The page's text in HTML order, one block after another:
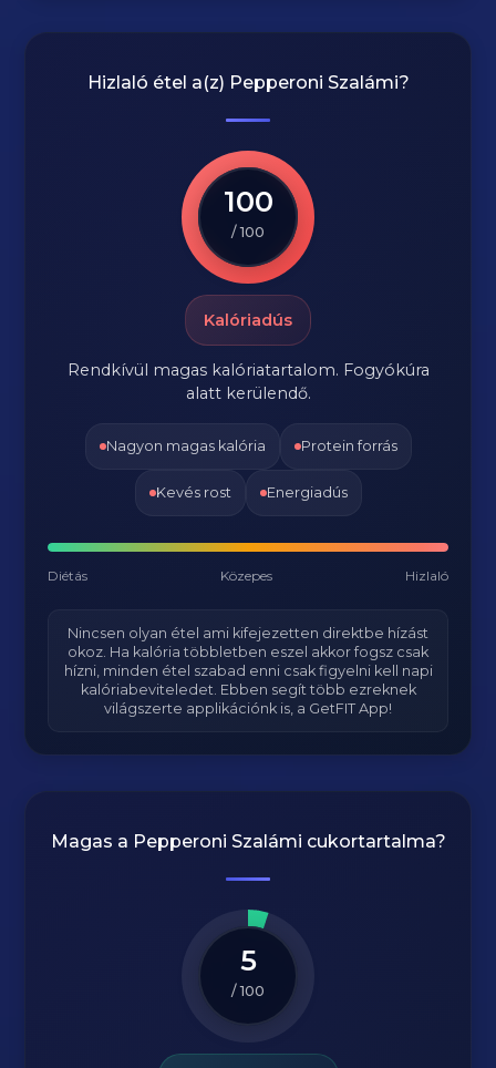
Hizlaló étel a(z) Pepperoni Szalámi?
100
/ 100
Kalóriadús
Rendkívül magas kalóriatartalom. Fogyókúra
alatt kerülendő.
Nagyon magas kalória Protein forrás
Kevés rost Energiadús
Diétás Közepes Hizlaló
Nincsen olyan étel ami kifejezetten direktbe hízást
okoz. Ha kalória többletben eszel akkor fogsz csak
hízni, minden étel szabad enni csak figyelni kell napi
kalóriabeviteledet. Ebben segít több ezreknek
világszerte applikációnk is, a GetFIT App!
Magas a Pepperoni Szalámi cukortartalma?
5
/ 100